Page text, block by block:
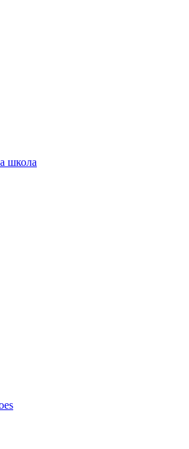
школа